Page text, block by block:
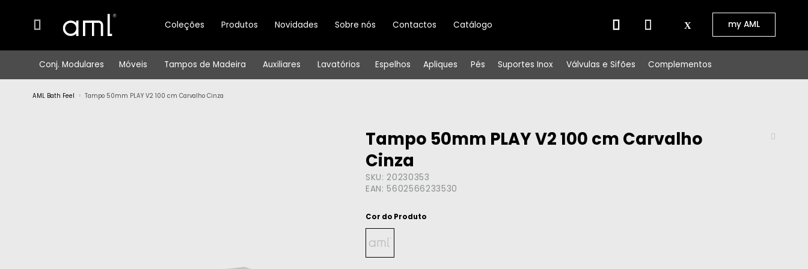
50mm
PLAY
100
50mm
100
Coleções Produtos Novidades Sobre nós Contactos Catálogo my AML
Conj. Modulares Móveis Tampos de Madeira Auxiliares Lavatórios Espelhos Apliques Pés Suportes Inox Válvulas e Sifões Complementos
AML Bath Feel Tampo 50mm PLAY V2 100 cm Carvalho Cinza
Tampo 50mm PLAY V2 100 cm Carvalho
Cinza
SKU: 20230353
EAN:5602566233530
Cor do Produto